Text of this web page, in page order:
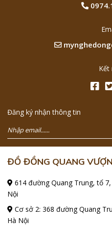
Kết
Đăng ký nhận thông tin
ĐỒ ĐỒNG QUANG
614 đường Quang Trung, tổ
Nội
Cơ sở 2: 368 đường Quang
Hà Nội